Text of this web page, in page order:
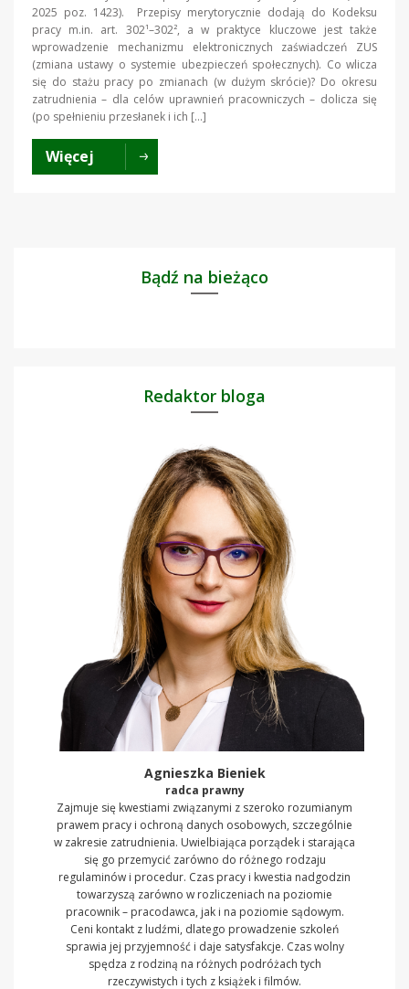
2025 poz. 1423). Przepisy merytorycznie dodają do Kodeksu
pracy m.in. art. 302¹–302², a w praktyce kluczowe jest także
wprowadzenie mechanizmu elektronicznych zaświadczeń ZUS
(zmiana ustawy o systemie ubezpieczeń społecznych). Co wlicza
się do stażu pracy po zmianach (w dużym skrócie)? Do okresu
zatrudnienia – dla celów uprawnień pracowniczych – dolicza się
(po spełnieniu przesłanek i ich […]
Więcej
Bądź na bieżąco
Redaktor bloga
Agnieszka Bieniek
radca prawny
Zajmuje się kwestiami związanymi z szeroko rozumianym
prawem pracy i ochroną danych osobowych, szczególnie
w zakresie zatrudnienia. Uwielbiająca porządek i starająca
się go przemycić zarówno do różnego rodzaju
regulaminów i procedur. Czas pracy i kwestia nadgodzin
towarzyszą zarówno w rozliczeniach na poziomie
pracownik – pracodawca, jak i na poziomie sądowym.
Ceni kontakt z ludźmi, dlatego prowadzenie szkoleń
sprawia jej przyjemność i daje satysfakcje. Czas wolny
spędza z rodziną na różnych podróżach tych
rzeczywistych i tych z książek i filmów.